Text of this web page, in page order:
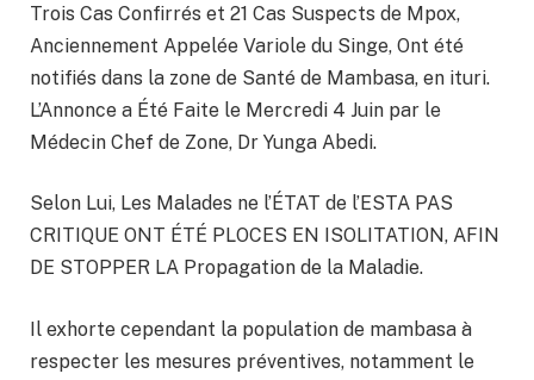
Trois Cas Confirrés et 21 Cas Suspects de Mpox,
Anciennement Appelée Variole du Singe, Ont été
notifiés dans la zone de Santé de Mambasa, en ituri.
L’Annonce a Été Faite le Mercredi 4 Juin par le
Médecin Chef de Zone, Dr Yunga Abedi.
Selon Lui, Les Malades ne l’ÉTAT de l’ESTA PAS
CRITIQUE ONT ÉTÉ PLOCES EN ISOLITATION, AFIN
DE STOPPER LA Propagation de la Maladie.
Il exhorte cependant la population de mambasa à
respecter les mesures préventives, notamment le